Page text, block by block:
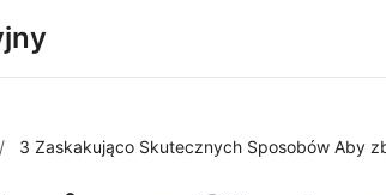
/ 3 Zaskakująco Skutecznych Sposobów Aby